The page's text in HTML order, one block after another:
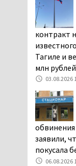
возбудила
06.08.2026
«Евро-2»,
серы в 10
«Евро-5».
контракт
Тагиле и
млн рублей
03.08.2026
заявили,
покусала
06.08.2026